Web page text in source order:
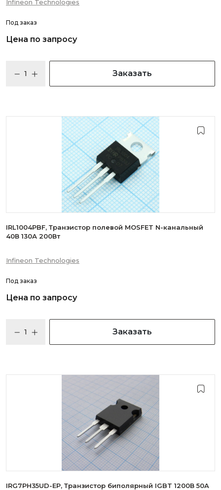
Infineon Technologies
Под заказ
Цена по запросу
Заказать
IRL1004PBF, Транзистор полевой MOSFET N-канальный
40В 130А 200Вт
Infineon Technologies
Под заказ
Цена по запросу
Заказать
IRG7PH35UD-EP, Транзистор биполярный IGBT 1200В 50A